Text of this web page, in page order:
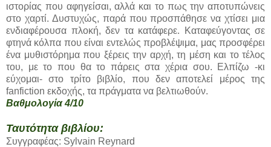
ιστορίας που αφηγείσαι, αλλά και το πως την αποτυπώνεις
στο χαρτί. Δυστυχώς, παρά που προσπάθησε να χτίσει μια
ενδιαφέρουσα πλοκή, δεν τα κατάφερε. Καταφεύγοντας σε
φτηνά κόλπα που είναι εντελώς προβλέψιμα, μας προσφέρει
ένα μυθιστόρημα που ξέρεις την αρχή, τη μέση και το τέλος
του, με το που θα το πάρεις στα χέρια σου. Ελπίζω -κι
εύχομαι- στο τρίτο βιβλίο, που δεν αποτελεί μέρος της
fanfiction εκδοχής, τα πράγματα να βελτιωθούν.
Βαθμολογία 4/10
Ταυτότητα βιβλίου:
Συγγραφέας: Sylvain Reynard